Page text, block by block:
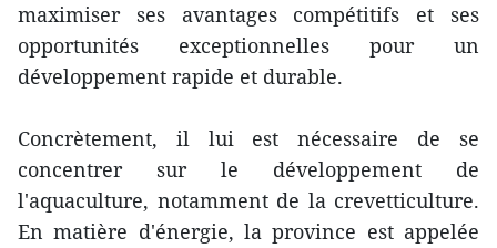
maximiser ses avantages compétitifs et ses
opportunités exceptionnelles pour un
développement rapide et durable.
Concrètement, il lui est nécessaire de se
concentrer sur le développement de
l'aquaculture, notamment de la crevetticulture.
En matière d'énergie, la province est appelée